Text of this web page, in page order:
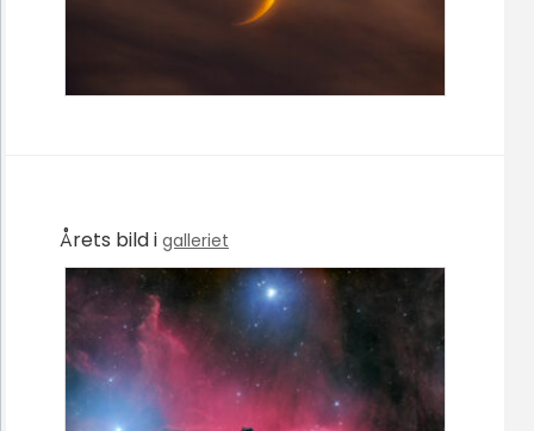
Årets bild i galleriet